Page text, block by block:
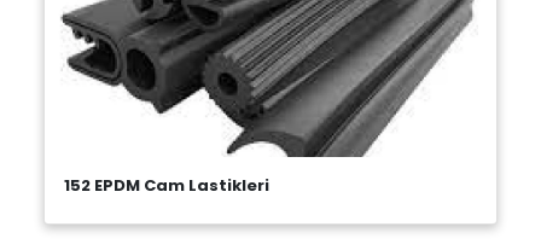
152 EPDM Cam Lastikleri